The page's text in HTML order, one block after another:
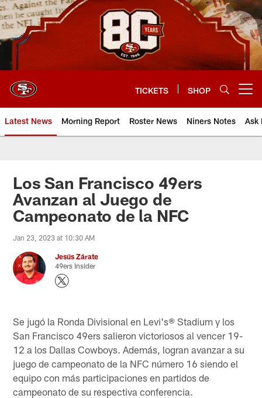
Skip
to
main
content
TICKETS SHOP
Latest News Morning Report Roster News Niners Notes Ask
Los San Francisco 49ers
Avanzan al Juego de
Campeonato de la NFC
Jan 23, 2023 at 10:30 AM
Jesús Zárate
49ers Insider
Se jugó la Ronda Divisional en Levi's® Stadium y los
San Francisco 49ers salieron victoriosos al vencer 19-
12 a los Dallas Cowboys. Además, logran avanzar a su
juego de campeonato de la NFC número 16 siendo el
equipo con más participaciones en partidos de
campeonato de su respectiva conferencia.